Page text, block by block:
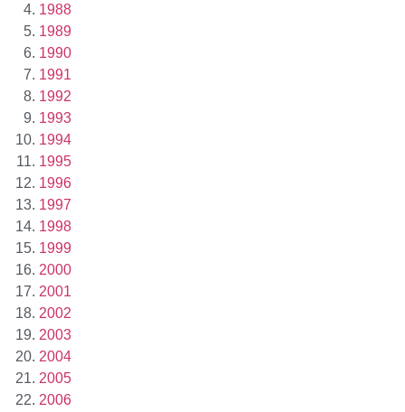
1988
1989
1990
1991
1992
1993
1994
1995
1996
1997
1998
1999
2000
2001
2002
2003
2004
2005
2006